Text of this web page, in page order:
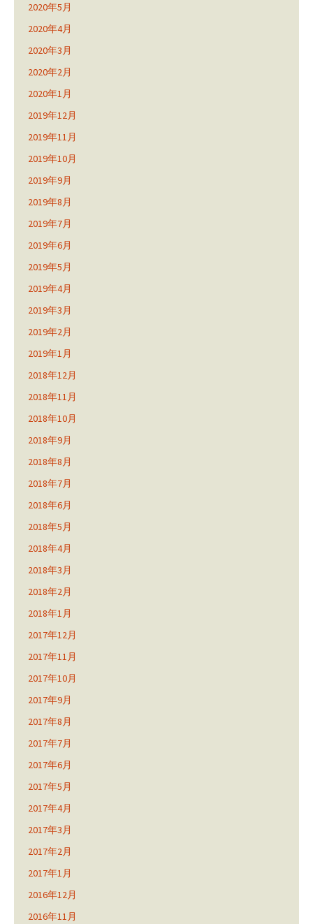
2020年5月
2020年4月
2020年3月
2020年2月
2020年1月
2019年12月
2019年11月
2019年10月
2019年9月
2019年8月
2019年7月
2019年6月
2019年5月
2019年4月
2019年3月
2019年2月
2019年1月
2018年12月
2018年11月
2018年10月
2018年9月
2018年8月
2018年7月
2018年6月
2018年5月
2018年4月
2018年3月
2018年2月
2018年1月
2017年12月
2017年11月
2017年10月
2017年9月
2017年8月
2017年7月
2017年6月
2017年5月
2017年4月
2017年3月
2017年2月
2017年1月
2016年12月
2016年11月